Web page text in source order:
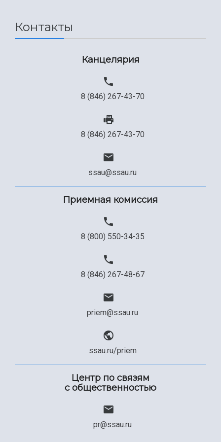
Официальные документы
Контакты
Канцелярия
8 (846) 267-43-70
8 (846) 267-43-70
ssau@ssau.ru
Приемная комиссия
8 (800) 550-34-35
8 (846) 267-48-67
priem@ssau.ru
ssau.ru/priem
Центр по связям
с общественностью
pr@ssau.ru